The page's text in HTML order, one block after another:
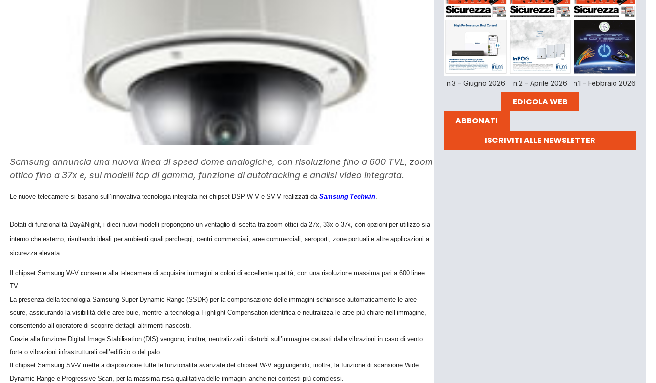
Samsung annuncia una nuova linea di speed dome analogiche, con risoluzione fino a 600 TVL, zoom
ottico fino a 37x e, sui modelli top di gamma, funzione di autotracking e analisi video integrata.
Le nuove telecamere si basano sull’innovativa tecnologia integrata nei chipset DSP W-V e SV-V realizzati da Samsung Techwin
Dotati di funzionalità Day&Night, i dieci nuovi modelli propongono un ventaglio di scelta tra zoom ottici da 27x, 33x o 37x, con opzioni per utilizzo sia
interno che esterno, risultando ideali per ambienti quali parcheggi, centri commerciali, aree commerciali, aeroporti, zone portuali e altre applicazioni a
sicurezza elevata.
Il chipset Samsung W-V consente alla telecamera di acquisire immagini a colori di eccellente qualità, con una risoluzione massima pari a 600 linee
TV.
La presenza della tecnologia Samsung Super Dynamic Range (SSDR) per la compensazione delle immagini schiarisce automaticamente le aree
scure, assicurando la visibilità delle aree buie, mentre la tecnologia Highlight Compensation identifica e neutralizza le aree più chiare nell’immagine,
consentendo all’operatore di scoprire dettagli altrimenti nascosti.
Grazie alla funzione Digital Image Stabilisation (DIS) vengono, inoltre, neutralizzati i disturbi sull’immagine causati dalle vibrazioni in caso di vento
forte o vibrazioni infrastrutturali dell’edificio o del palo.
Il chipset Samsung SV-V mette a disposizione tutte le funzionalità avanzate del chipset W-V aggiungendo, inoltre, la funzione di scansione Wide
Dynamic Range e Progressive Scan, per la massima resa qualitativa delle immagini anche nei contesti più complessi.
n.3 - Giugno 2026 n.2 - Aprile 2026 n.1 - Febbraio 2026
EDICOLA WEB
ABBONATI
ISCRIVITI ALLE NEWSLETTER